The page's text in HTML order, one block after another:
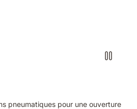
pneumatiques pour une ouverture